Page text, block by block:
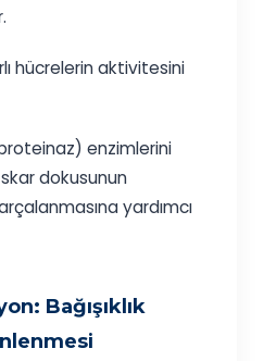
hücrelerin aktivitesini
enzimlerini
dokusunun
yardımcı
Bağışıklık